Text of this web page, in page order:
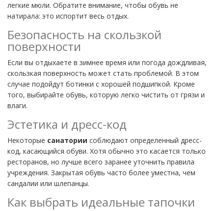
легкие мюли. Обратите внимание, чтобы обувь не
натирала: это испортит весь отдых.
Безопасность на скользкой
поверхности
Если вы отдыхаете в зимнее время или погода дождливая,
скользкая поверхность может стать проблемой. В этом
случае подойдут ботинки с хорошей подшипкой. Кроме
того, выбирайте обувь, которую легко чистить от грязи и
влаги.
Эстетика и дресс-код
Некоторые санатории соблюдают определенный дресс-
код, касающийся обуви. Хотя обычно это касается только
ресторанов, но лучше всего заранее уточнить правила
учреждения. Закрытая обувь часто более уместна, чем
сандалии или шлепанцы.
Как выбрать идеальные тапочки